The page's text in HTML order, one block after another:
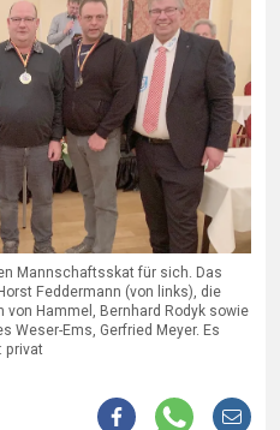
Mannschaftsskat für sich. Das
Feddermann (von links), die
Hammel, Bernhard Rodyk sowie
Weser-Ems, Gerfried Meyer. Es
privat